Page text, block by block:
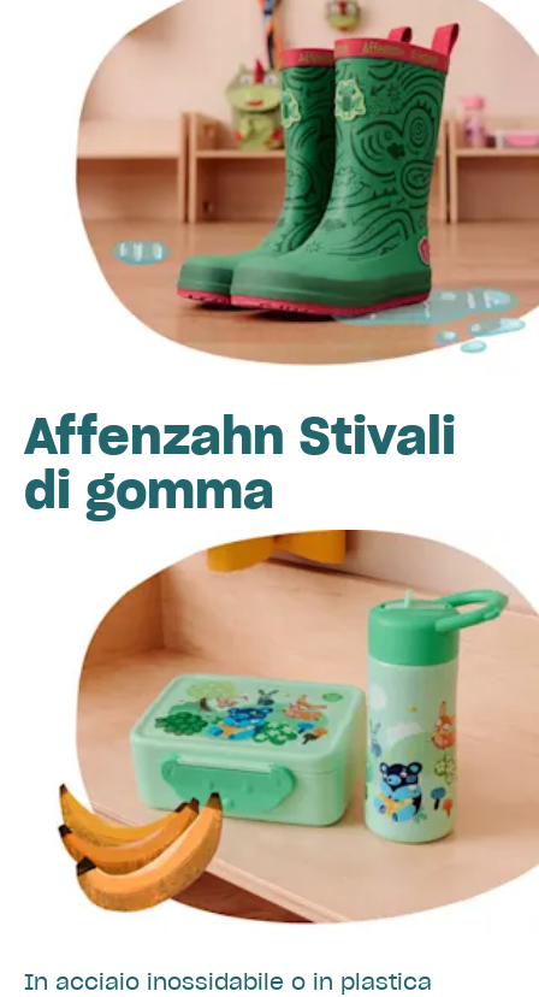
Affenzahn Stivali
di gomma
In acciaio inossidabile o in plastica